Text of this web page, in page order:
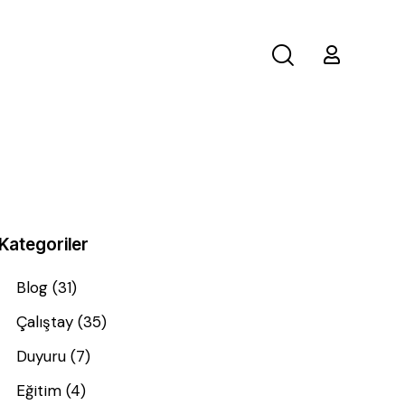
Blog (31)
Çalıştay (35)
Duyuru (7)
Eğitim (4)